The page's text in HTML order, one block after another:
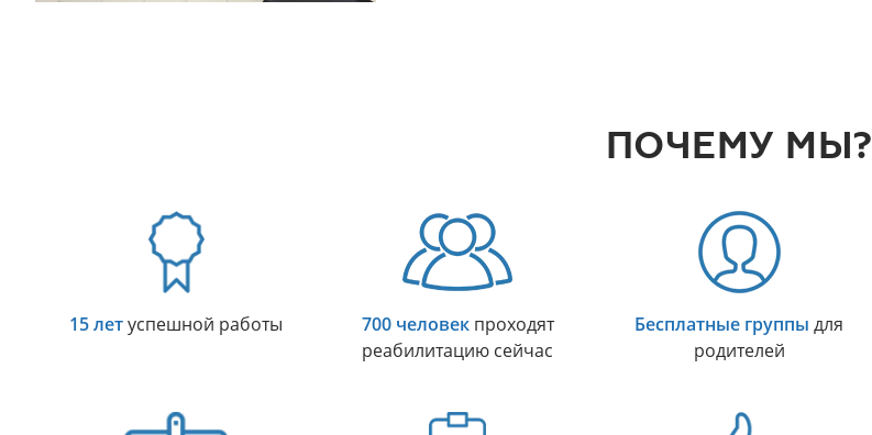
ПОЧЕМУ МЫ?
15 летуспешной работы 700 человекпроходят
реабилитацию сейчас
Бесплатные группы для
родителей